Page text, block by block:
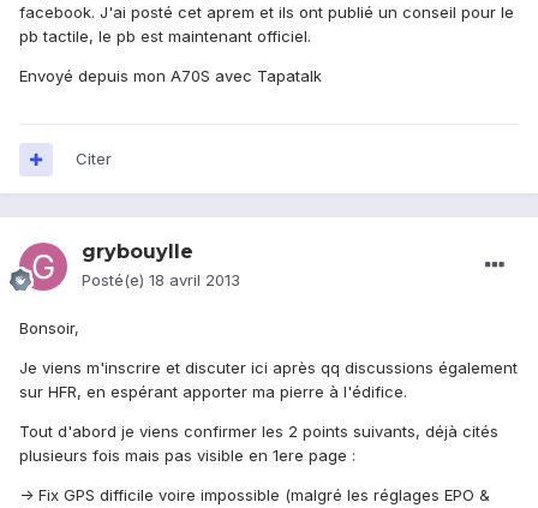
facebook. J'ai posté cet aprem et ils ont publié un conseil pour le
pb tactile, le pb est maintenant officiel.
Envoyé depuis mon A70S avec Tapatalk
Citer
grybouylle
Posté(e) 18 avril 2013
Bonsoir,
Je viens m'inscrire et discuter ici après qq discussions également
sur HFR, en espérant apporter ma pierre à l'édifice.
Tout d'abord je viens confirmer les 2 points suivants, déjà cités
plusieurs fois mais pas visible en 1ere page :
-> Fix GPS difficile voire impossible (malgré les réglages EPO &